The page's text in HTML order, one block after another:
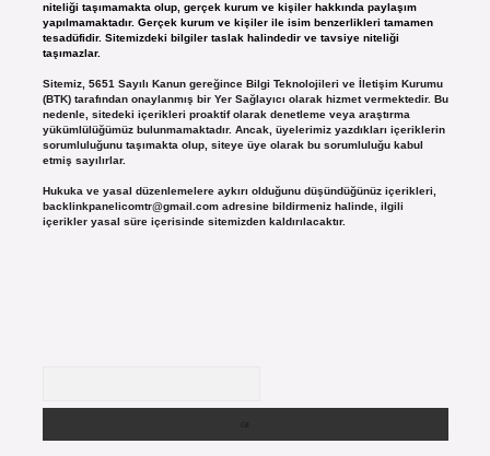
niteliği taşımamakta olup, gerçek kurum ve kişiler hakkında paylaşım
yapılmamaktadır. Gerçek kurum ve kişiler ile isim benzerlikleri tamamen
tesadüfidir. Sitemizdeki bilgiler taslak halindedir ve tavsiye niteliği
taşımazlar.
Sitemiz, 5651 Sayılı Kanun gereğince Bilgi Teknolojileri ve İletişim Kurumu
(BTK) tarafından onaylanmış bir Yer Sağlayıcı olarak hizmet vermektedir. Bu
nedenle, sitedeki içerikleri proaktif olarak denetleme veya araştırma
yükümlülüğümüz bulunmamaktadır. Ancak, üyelerimiz yazdıkları içeriklerin
sorumluluğunu taşımakta olup, siteye üye olarak bu sorumluluğu kabul
etmiş sayılırlar.
Hukuka ve yasal düzenlemelere aykırı olduğunu düşündüğünüz içerikleri,
backlinkpanelicomtr@gmail.comadresine bildirmeniz halinde, ilgili
içerikler yasal süre içerisinde sitemizden kaldırılacaktır.